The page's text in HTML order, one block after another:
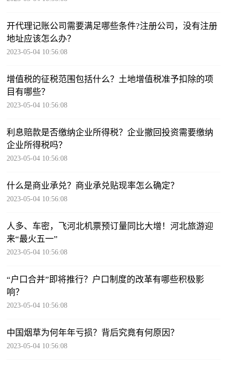
开代理记账公司需要满足哪些条件?注册公司，没有注册
地址应该怎么办？
2023-05-04 10:56:08
增值税的征税范围包括什么？土地增值税准予扣除的项
目有哪些？
2023-05-04 10:56:08
利息赔款是否缴纳企业所得税？企业撤回投资需要缴纳
企业所得税吗？
2023-05-04 10:56:08
什么是商业承兑？商业承兑贴现率怎么确定？
2023-05-04 10:56:08
人多、车密，飞河北机票预订量同比大增！河北旅游迎
来“最火五一”
2023-05-04 10:56:08
“户口合并”即将推行？户口制度的改革有哪些积极影
响？
2023-05-04 10:56:08
中国烟草为何年年亏损？背后究竟有何原因？
2023-05-04 10:56:08